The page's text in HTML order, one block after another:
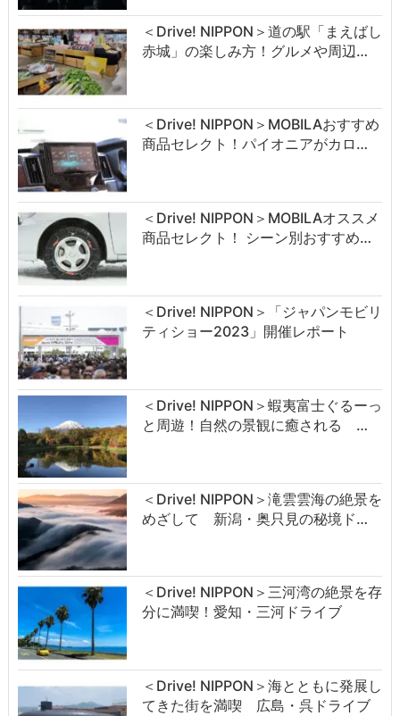
＜Drive! NIPPON＞道の駅「まえばし
赤城」の楽しみ方！グルメや周辺…
＜Drive! NIPPON＞MOBILAおすすめ
商品セレクト！パイオニアがカロ…
＜Drive! NIPPON＞MOBILAオススメ
商品セレクト！ シーン別おすすめ…
＜Drive! NIPPON＞「ジャパンモビリ
ティショー2023」開催レポート
＜Drive! NIPPON＞蝦夷富士ぐるーっ
と周遊！自然の景観に癒される …
＜Drive! NIPPON＞滝雲雲海の絶景を
めざして 新潟・奥只見の秘境ド…
＜Drive! NIPPON＞三河湾の絶景を存
分に満喫！愛知・三河ドライブ
＜Drive! NIPPON＞海とともに発展し
てきた街を満喫 広島・呉ドライブ